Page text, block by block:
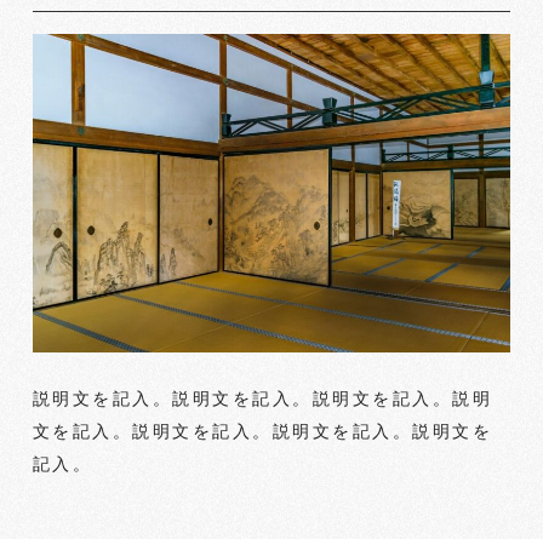
説明文を記入。説明文を記入。説明文を記入。説明
文を記入。説明文を記入。説明文を記入。説明文を
記入。